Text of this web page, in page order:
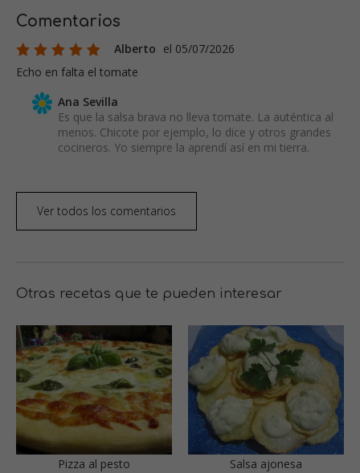
Comentarios
Alberto el 05/07/2026
Echo en falta el tomate
Ana Sevilla
Es que la salsa brava no lleva tomate. La auténtica al
menos. Chicote por ejemplo, lo dice y otros grandes
cocineros. Yo siempre la aprendí así en mi tierra.
Ver todos los comentarios
Otras recetas que te pueden interesar
Pizza al pesto Salsa ajonesa